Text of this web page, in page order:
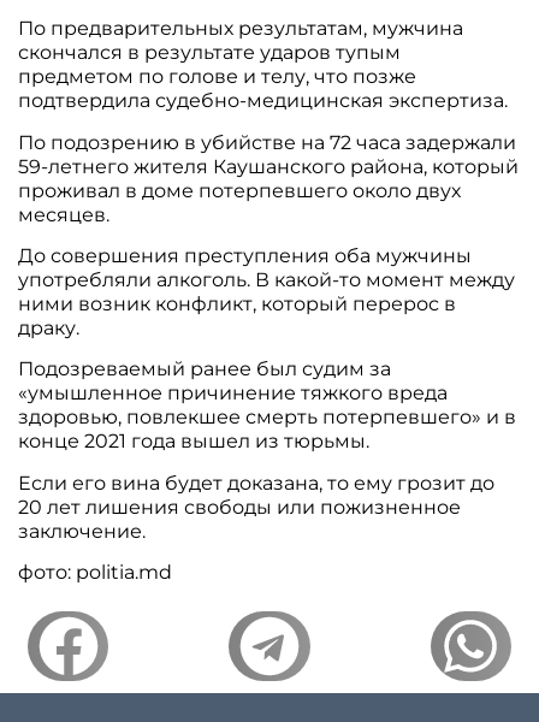
По предварительных результатам, мужчина
скончался в результате ударов тупым
предметом по голове и телу, что позже
подтвердила судебно-медицинская экспертиза.
По подозрению в убийстве на 72 часа задержали
59-летнего жителя Каушанского района, который
проживал в доме потерпевшего около двух
месяцев.
До совершения преступления оба мужчины
употребляли алкоголь. В какой-то момент между
ними возник конфликт, который перерос в
драку.
Подозреваемый ранее был судим за
«умышленное причинение тяжкого вреда
здоровью, повлекшее смерть потерпевшего» и в
конце 2021 года вышел из тюрьмы.
Если его вина будет доказана, то ему грозит до
20 лет лишения свободы или пожизненное
заключение.
фото: politia.md